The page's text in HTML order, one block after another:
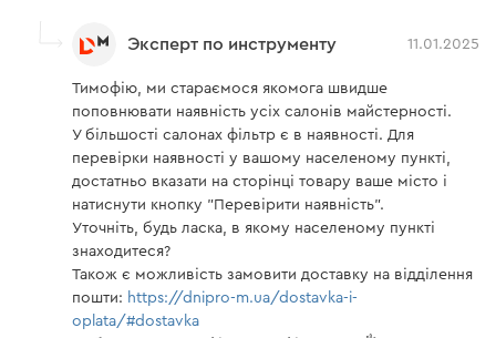
Эксперт по инструменту 11.01.2025
Тимофію, ми стараємося якомога швидше
поповнювати наявність усіх салонів майстерності.
У більшості салонах фільтр є в наявності. Для
перевірки наявності у вашому населеному пункті,
достатньо вказати на сторінці товару ваше місто і
натиснути кнопку "Перевірити наявність".
Уточніть, будь ласка, в якому населеному пункті
знаходитеся?
Також є можливість замовити доставку на відділення
пошти: https://dnipro-m.ua/dostavka-i-
oplata/#dostavka